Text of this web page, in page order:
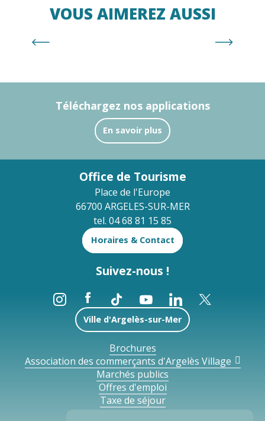
VOUS AIMEREZ AUSSI
Téléchargez nos applications
En savoir plus
Office de Tourisme
Place de l'Europe
66700 ARGELES-SUR-MER
tel. 04 68 81 15 85
Horaires & Contact
Suivez-nous !
Ville d'Argelès-sur-Mer
Brochures
Association des commerçants d'Argelès Village
Marchés publics
Offres d'emploi
Taxe de séjour